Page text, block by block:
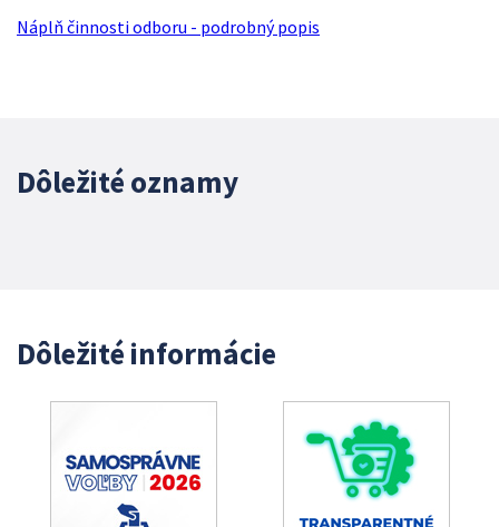
Náplň činnosti odboru - podrobný popis
Dôležité oznamy
Dôležité informácie